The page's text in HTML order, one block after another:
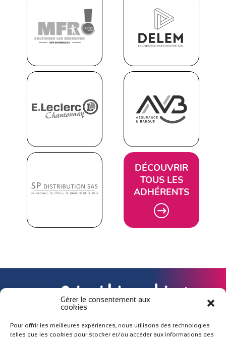
Gérer le consentement aux
cookies
Pour offrir les meilleures expériences, nous utilisons des technologies
telles que les cookies pour stocker et/ou accéder aux informations des
DÉCOUVRIR
TOUS LES
ADHÉRENTS
NOUS REJOINDRE